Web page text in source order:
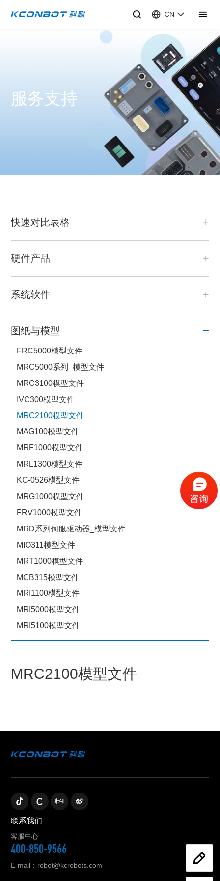
CN
服务支持
快速对比表格
硬件产品
系统软件
图纸与模型
FRC5000模型文件
MRC5000系列_模型文件
MRC3100模型文件
IVC300模型文件
MRC2100模型文件
MAG100模型文件
MRF1000模型文件
MRL1300模型文件
KC-0526模型文件
MRG1000模型文件
FRV1000模型文件
MRD系列伺服驱动器_模型文件
MIO311模型文件
MRT1000模型文件
MCB315模型文件
MRI1100模型文件
MRI5000模型文件
MRI5100模型文件
MRC2100模型文件
联系我们
客服中心
400-850-9566
E-mail：robot@kcrobots.com